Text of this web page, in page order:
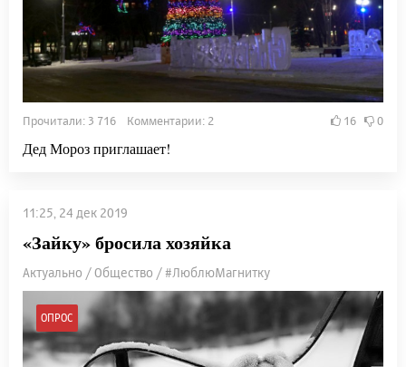
Прочитали: 3 716 Комментарии: 2 16 0
Дед Мороз приглашает!
11:25, 24 дек 2019
«Зайку» бросила хозяйка
Актуально / Общество / #ЛюблюМагнитку
ОПРОС